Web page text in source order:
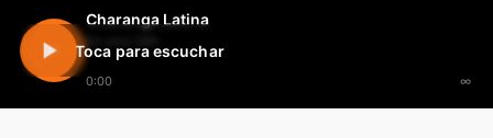
Charanga Latina
En vivo 24h
0:00 ∞
Toca para escuchar